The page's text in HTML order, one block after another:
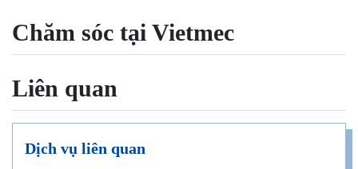
Chăm sóc tại Vietmec
Liên quan
Dịch vụ liên quan